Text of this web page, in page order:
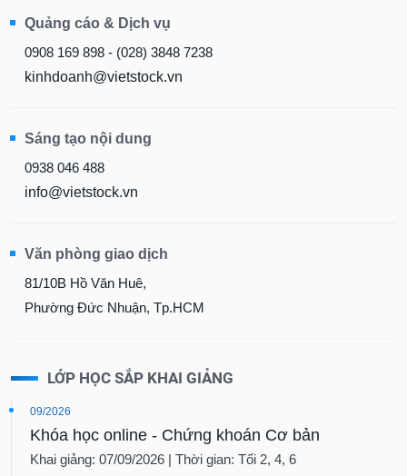
Quảng cáo & Dịch vụ
0908 169 898 - (028) 3848 7238
kinhdoanh@vietstock.vn
Sáng tạo nội dung
0938 046 488
info@vietstock.vn
Văn phòng giao dịch
81/10B Hồ Văn Huê,
Phường Đức Nhuận, Tp.HCM
LỚP HỌC SẮP KHAI GIẢNG
09/2026
Khóa học online - Chứng khoán Cơ bản
Khai giảng: 07/09/2026 | Thời gian: Tối 2, 4, 6